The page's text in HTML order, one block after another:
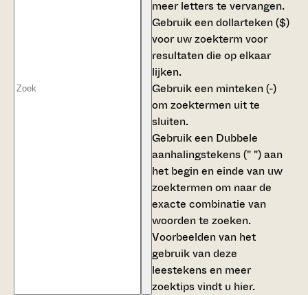
meer letters te vervangen.
Gebruik eendollarteken ($)
voor uw zoekterm voor
resultaten die op elkaar
lijken.
Gebruik een minteken (-)
om zoektermen uit te
sluiten.
Gebruik een Dubbele
aanhalingstekens (" ")aan
het begin en einde van uw
zoektermen om naar de
exacte combinatie van
woorden te zoeken.
Voorbeelden van het
gebruik van deze
leestekens en meer
zoektips vindt u hier.